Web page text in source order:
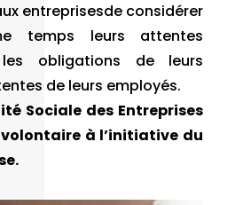
entreprisesde considérer
temps leurs attentes
les obligations de leurs
de leurs employés.
Sociale des Entreprises
à l’initiative du